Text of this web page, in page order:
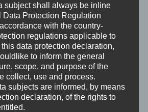
einer Beziehung kann mensch nur
jegliche Selbstreflexion einstellt. Damit
sich nicht weiterzuentwickeln. Gepaart
“Sich-Selbst-Nicht-Spüren”. Und auch
alle wollen, das die Kinder das
gar nichts anderes kennen. Und
kennen sie dann entweder gar nicht,
Kontext. Weil Fanatisierung
bringt.
subject shall always be inline
Data Protection Regulation
with the country-
regulations applicable to
data protection declaration,
to inform the general
scope, and purpose of the
collect, use and process.
subjects are informed, by means
declaration, of the rights to